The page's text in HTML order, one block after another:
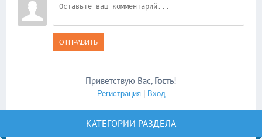
ОТПРАВИТЬ
Приветствую Вас, Гость!
Регистрация| Вход
КАТЕГОРИИ РАЗДЕЛА